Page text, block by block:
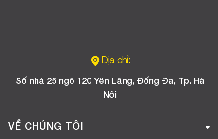
Địa chỉ:
Số nhà 25 ngõ 120 Yên Lãng, Đống Đa, Tp. Hà
Nội
VỀ CHÚNG TÔI